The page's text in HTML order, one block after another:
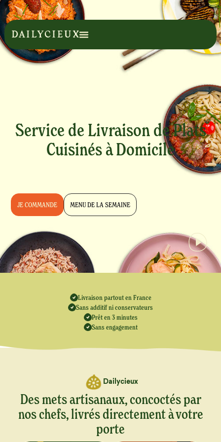
Service de Livraison de Plats
Cuisinés à Domicile
JE COMMANDE MENU DE LA SEMAINE
Livraison partout en France
Sans additif ni conservateurs
Prêt en 3 minutes
Sans engagement
Dailycieux
Des mets artisanaux, concoctés par
nos chefs, livrés directement à votre
porte